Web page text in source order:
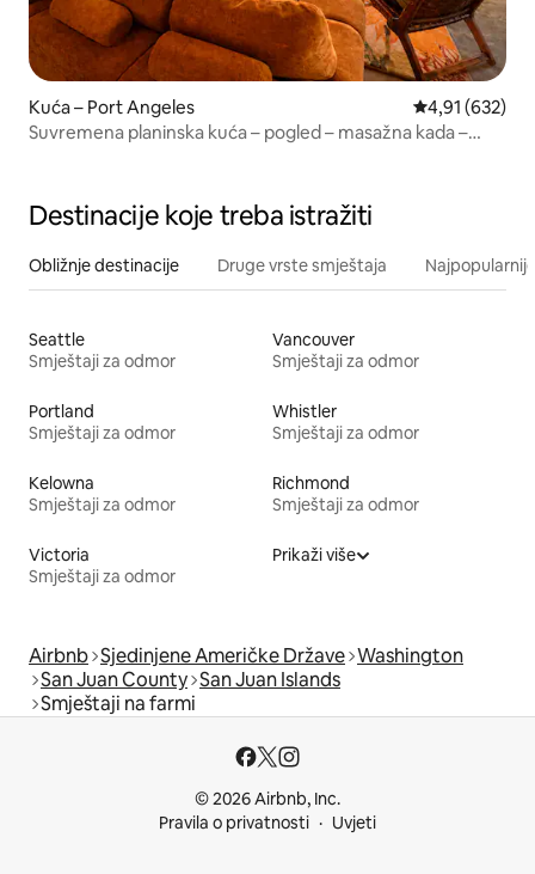
Kuća – Port Angeles Prosječna
4,91 (632)
Suvremena planinska kuća – pogled – masažna kada –
Destinacije koje treba istražiti
Obližnje destinacije Druge vrste smještaja
Seattle
Smještaji za odmor
Vancouver
Smještaji za odmor
Portland
Smještaji za odmor
Whistler
Smještaji za odmor
Kelowna
Smještaji za odmor
Richmond
Smještaji za odmor
Victoria
Smještaji za odmor
Prikaži više
Airbnb Sjedinjene Američke Države Washington
San Juan County San Juan Islands
Smještaji na farmi
© 2026 Airbnb, Inc.
Pravila o privatnosti
Uvjeti